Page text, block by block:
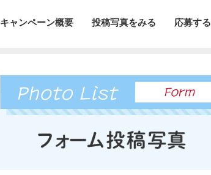
キャンペーン概要 投稿写真をみる 応募する